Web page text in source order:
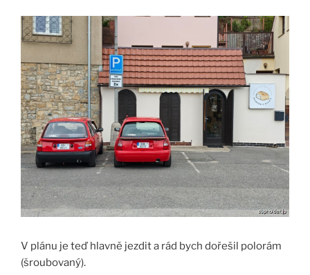
V plánu je teď hlavně jezdit a rád bych dořešil polorám
(šroubovaný).